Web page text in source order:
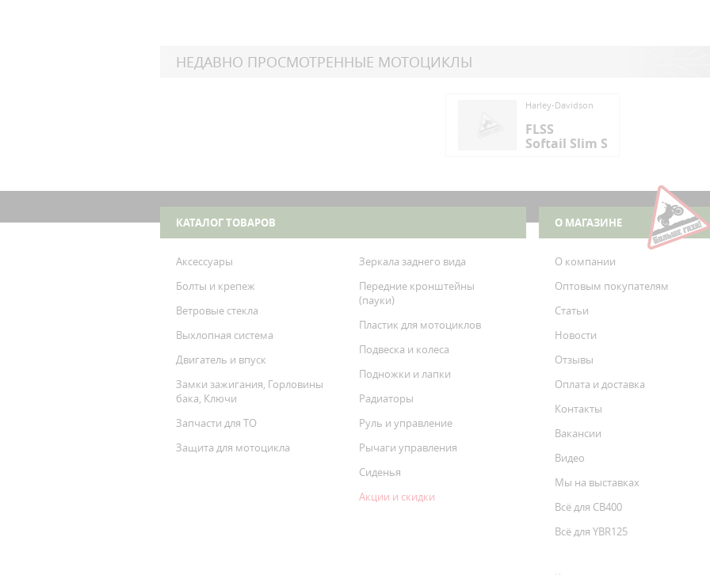
НЕДАВНО ПРОСМОТРЕННЫЕ МОТОЦИКЛЫ
Harley-Davidson
FLSS
Softail Slim S
FLSS
КАТАЛОГ ТОВАРОВ
Аксессуары
Болты и крепеж
Ветровые стекла
Выхлопная система
Двигатель и впуск
Замки зажигания, Горловины
бака, Ключи
Запчасти для ТО
Защита для мотоцикла
Зеркала заднего вида
Передние кронштейны
(пауки)
Пластик для мотоциклов
Подвеска и колеса
Подножки и лапки
Радиаторы
Руль и управление
Рычаги управления
Сиденья
Акции и скидки
О МАГАЗИНЕ
О компании
Оптовым покупателям
Статьи
Новости
Отзывы
Оплата и доставка
Контакты
Вакансии
Видео
Мы на выставках
Всё для CB400
Всё для YBR125